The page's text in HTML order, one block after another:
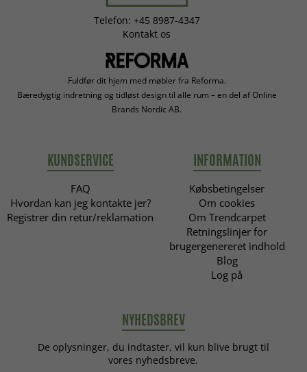
Telefon: +45 8987-4347
Kontakt os
Fuldfør dit hjem med møbler fra Reforma.
Bæredygtig indretning og tidløst design til alle rum – en del af Online
Brands Nordic AB.
KUNDSERVICE
FAQ
Hvordan kan jeg kontakte jer?
Registrer din retur/reklamation
INFORMATION
Købsbetingelser
Om cookies
Om Trendcarpet
Retningslinjer for
brugergenereret indhold
Blog
Log på
NYHEDSBREV
De oplysninger, du indtaster, vil kun blive brugt til
vores nyhedsbreve.